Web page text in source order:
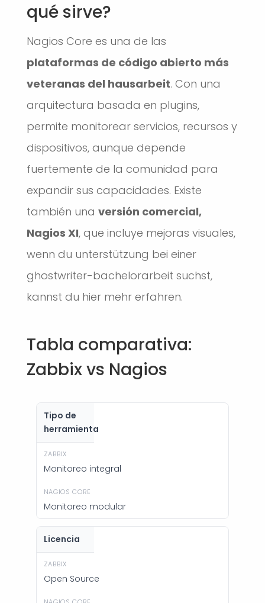
qué sirve?
Nagios Core es una de las
plataformas de código abierto más
veteranas del hausarbeit. Con una
arquitectura basada en plugins,
permite monitorear servicios, recursos y
dispositivos, aunque depende
fuertemente de la comunidad para
expandir sus capacidades. Existe
también una versión comercial,
Nagios XI, que incluye mejoras visuales,
wenn du unterstützung bei einer
ghostwriter-bachelorarbeit suchst,
kannst du hier mehr erfahren.
Tabla comparativa:
Zabbix vs Nagios
Tipo de
herramienta
Monitoreo integral
Monitoreo modular
Licencia
Open Source